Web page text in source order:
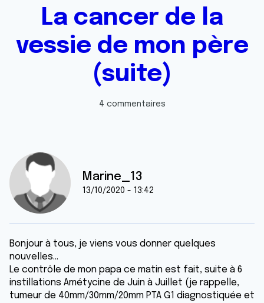
La cancer de la
vessie de mon père
(suite)
4 commentaires
Marine_13
13/10/2020 - 13:42
Bonjour à tous, je viens vous donner quelques
nouvelles...
Le contrôle de mon papa ce matin est fait, suite à 6
instillations Amétycine de Juin à Juillet (je rappelle,
tumeur de 40mm/30mm/20mm PTA G1 diagnostiquée et